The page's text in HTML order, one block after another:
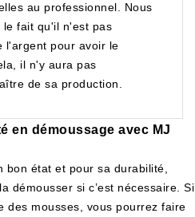
au professionnel. Nous
fait qu'il n'est pas
l'argent pour avoir le
il n'y aura pas
de sa production.
en démoussage avec MJ
bon état et pour sa durabilité,
démousser si c’est nécessaire. Si
des mousses, vous pourrez faire